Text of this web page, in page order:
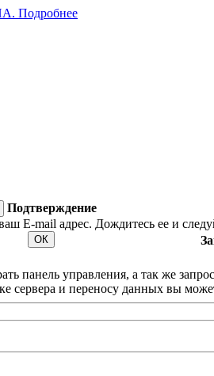
Подробнее
управления, а так же
и переносу данных вы
Подтверждение
E-mail адрес. Дождитесь ее и
ОК